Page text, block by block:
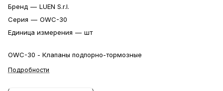
Бренд — LUEN S.r.l.
Серия — OWC-30
Единица измерения — шт
OWC-30 - Клапаны подпорно-тормозные
Подробности